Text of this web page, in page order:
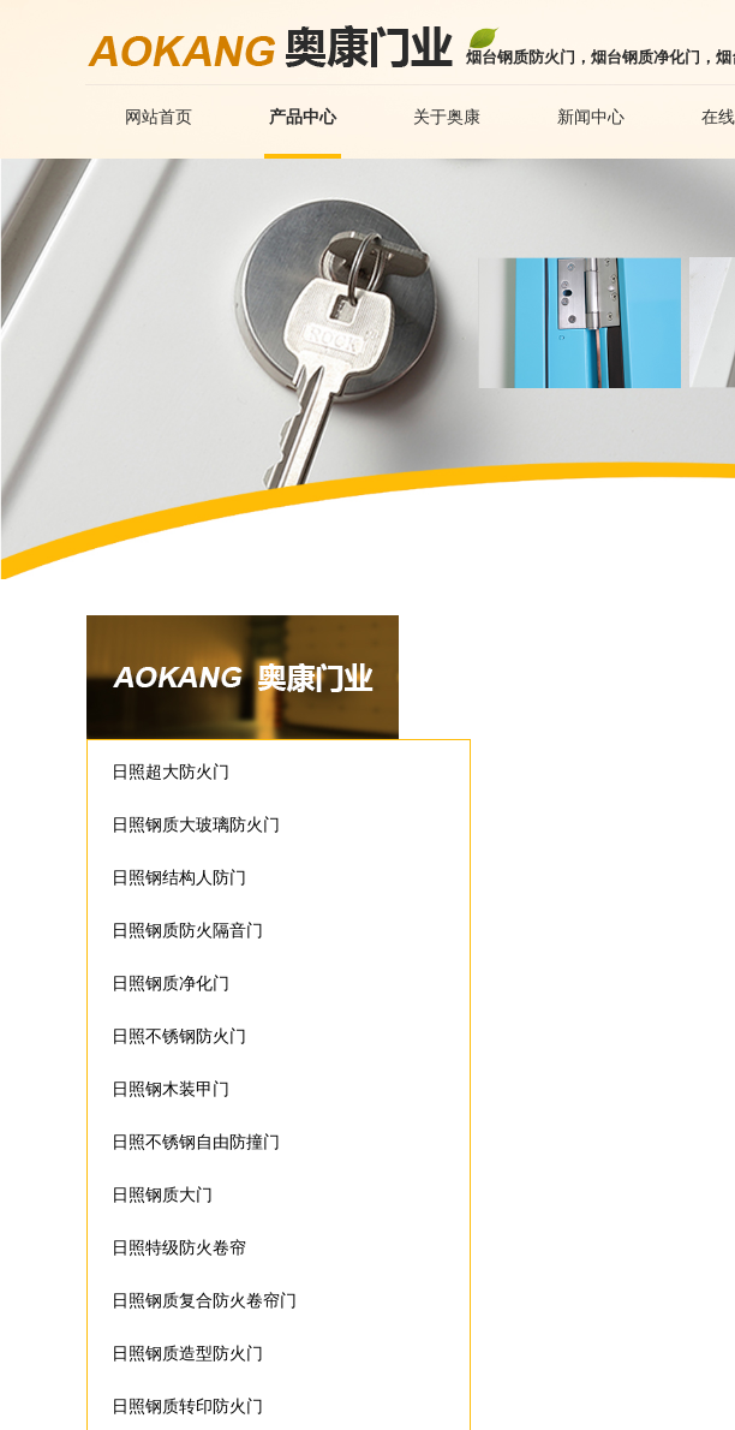
烟台钢质防火门，烟台钢质净化门，烟
网站首页 产品中心 关于奥康 新闻中心 在
日照超大防火门
日照钢质大玻璃防火门
日照钢结构人防门
日照钢质防火隔音门
日照钢质净化门
日照不锈钢防火门
日照钢木装甲门
日照不锈钢自由防撞门
日照钢质大门
日照特级防火卷帘
日照钢质复合防火卷帘门
日照钢质造型防火门
日照钢质转印防火门